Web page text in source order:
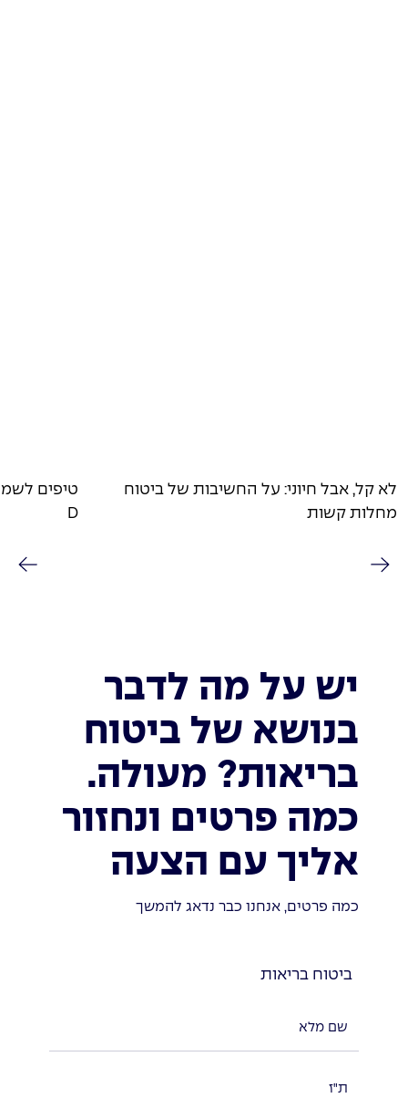
לא קל, אבל חיוני: על החשיבות של ביטוח
מחלות קשות
טיפים
D
יש על מה לדבר
בנושא של ביטוח
בריאות? מעולה.
כמה פרטים ונחזור
אליך עם הצעה
כמה פרטים, אנחנו כבר נדאג להמשך
ביטוח בריאות